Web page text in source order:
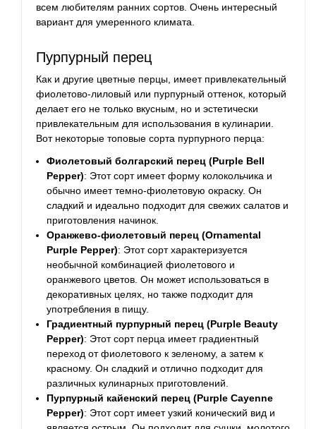
всем любителям ранних сортов. Очень интересный
вариант для умеренного климата.
Пурпурный перец
Как и другие цветные перцы, имеет привлекательный
фиолетово-лиловый или пурпурный оттенок, который
делает его не только вкусным, но и эстетически
привлекательным для использования в кулинарии.
Вот некоторые топовые сорта пурпурного перца:
Фиолетовый болгарский перец (Purple Bell
Pepper): Этот сорт имеет форму колокольчика и
обычно имеет темно-фиолетовую окраску. Он
сладкий и идеально подходит для свежих салатов и
приготовления начинок.
Оранжево-фиолетовый перец (Ornamental
Purple Pepper): Этот сорт характеризуется
необычной комбинацией фиолетового и
оранжевого цветов. Он может использоваться в
декоративных целях, но также подходит для
употребления в пищу.
Градиентный пурпурный перец (Purple Beauty
Pepper): Этот сорт перца имеет градиентный
переход от фиолетового к зеленому, а затем к
красному. Он сладкий и отлично подходит для
различных кулинарных приготовлений.
Пурпурный кайенский перец (Purple Cayenne
Pepper): Этот сорт имеет узкий конический вид и